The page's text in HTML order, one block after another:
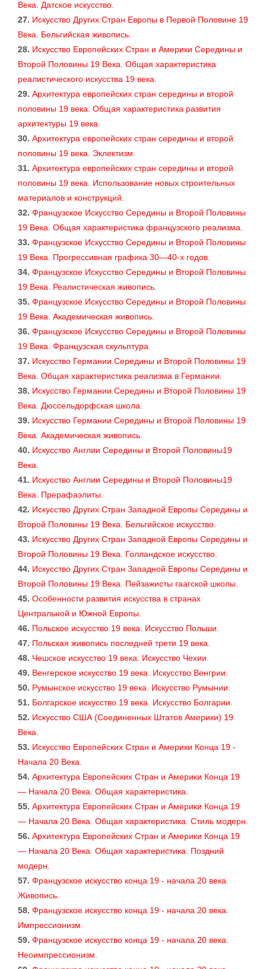
Века. Датское искусство.
27. Искусство Других Стран Европы в Первой Половине 19
Века. Бельгийская живопись.
28. Искусство Европейских Стран и Америки Середины и
Второй Половины 19 Века. Общая характеристика
реалистического искусства 19 века.
29. Архитектура европейских стран середины и второй
половины 19 века. Общая характеристика развития
архитектуры 19 века.
30. Архитектура европейских стран середины и второй
половины 19 века. Эклектизм.
31. Архитектура европейских стран середины и второй
половины 19 века. Использование новых строительных
материалов и конструкций.
32. Французское Искусство Середины и Второй Половины
19 Века. Общая характеристика французского реализма.
33. Французское Искусство Середины и Второй Половины
19 Века. Прогрессивная графика 30—40-х годов.
34. Французское Искусство Середины и Второй Половины
19 Века. Реалистическая живопись.
35. Французское Искусство Середины и Второй Половины
19 Века. Академическая живопись.
36. Французское Искусство Середины и Второй Половины
19 Века. Французская скульптура.
37. Искусство Германии Середины и Второй Половины 19
Века. Общая характеристика реализма в Германии.
38. Искусство Германии Середины и Второй Половины 19
Века. Дюссельдорфская школа.
39. Искусство Германии Середины и Второй Половины 19
Века. Академическая живопись.
40. Искусство Англии Середины и Второй Половины19
Века.
41. Искусство Англии Середины и Второй Половины19
Века. Прерафаэлиты.
42. Искусство Других Стран Западной Европы Середины и
Второй Половины 19 Века. Бельгийское искусство.
43. Искусство Других Стран Западной Европы Середины и
Второй Половины 19 Века. Голландское искусство.
44. Искусство Других Стран Западной Европы Середины и
Второй Половины 19 Века. Пейзажисты гаагской школы.
45. Особенности развития искусства в странах
Центральной и Южной Европы.
46. Польское искусство 19 века. Искусство Польши.
47. Польская живопись последней трети 19 века.
48. Чешское искусство 19 века. Искусство Чехии.
49. Венгерское искусство 19 века. Искусство Венгрии.
50. Румынское искусство 19 века. Искусство Румынии.
51. Болгарское искусство 19 века. Искусство Болгарии.
52. Искусство США (Соединенных Штатов Aмерики) 19
Века.
53. Искусство Европейских Стран и Америки Конца 19 -
Начала 20 Века.
54. Архитектура Европейских Стран и Америки Конца 19
— Начала 20 Века. Общая характеристика.
55. Архитектура Европейских Стран и Америки Конца 19
— Начала 20 Века. Общая характеристика. Стиль модерн.
56. Архитектура Европейских Стран и Америки Конца 19
— Начала 20 Века. Общая характеристика. Поздний
модерн.
57. Французское искусство конца 19 - начала 20 века.
Живопись.
58. Французское искусство конца 19 - начала 20 века.
Импрессионизм.
59. Французское искусство конца 19 - начала 20 века.
Неоимпрессионизм.